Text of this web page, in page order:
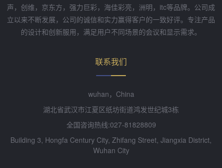
声，创维，京东方，强力巨彩，海佳彩亮，洲明，itc等品牌。公司成
立以来不断发展，公司的诚信和实力赢得客户的一致好评。专注产品
的设计和创新服用，满足用户不同场景的会议和显示需求。
联系我们
wuhan，China
湖北省武汉市江夏区纸坊街道鸿发世纪城3栋
全国咨询热线:027-81828809
Building 3, Hongfa Century City, Zhifang Street, Jiangxia District,
Wuhan City